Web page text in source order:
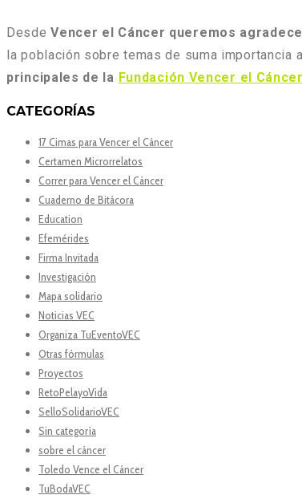
Desde Vencer el Cáncer queremos
la población sobre temas de suma importancia
principales de la Fundación Vencer el
CATEGORÍAS
17 Cimas para Vencer el Cáncer
Certamen Microrrelatos
Correr para Vencer el Cáncer
Cuaderno de Bitácora
Education
Efemérides
Firma Invitada
Investigación
Mapa solidario
Noticias VEC
Organiza TuEventoVEC
Otras fórmulas
Proyectos
RetoPelayoVida
SelloSolidarioVEC
Sin categoría
sobre el cáncer
Toledo Vence el Cáncer
TuBodaVEC